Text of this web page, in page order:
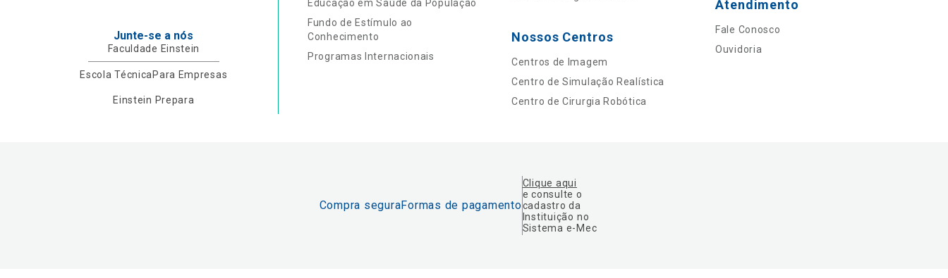
Junte-se a nós
Faculdade Einstein
Escola Técnica Para Empresas
Einstein Prepara
Educação em Saúde da População
Fundo de Estímulo ao
Conhecimento
Programas Internacionais
Nossos Centros
Centros de Imagem
Centro de Simulação Realística
Centro de Cirurgia Robótica
Atendimento
Fale Conosco
Ouvidoria
Compra seguraFormas de pagamento
Clique aqui
e consulte o
cadastro da
Instituição no
Sistema e-Mec